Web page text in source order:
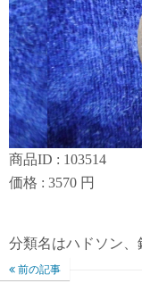
商品ID : 103514
価格 : 3570 円
分類名はハドソン
前の記事